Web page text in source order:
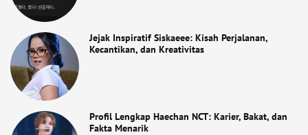
Jejak Inspiratif Siskaeee: Kisah Perjalanan,
Kecantikan, dan Kreativitas
Profil Lengkap Haechan NCT: Karier, Bakat, dan
Fakta Menarik